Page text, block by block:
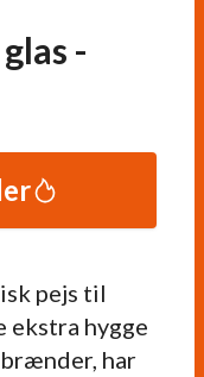
-
pejs til
ekstra hygge
har